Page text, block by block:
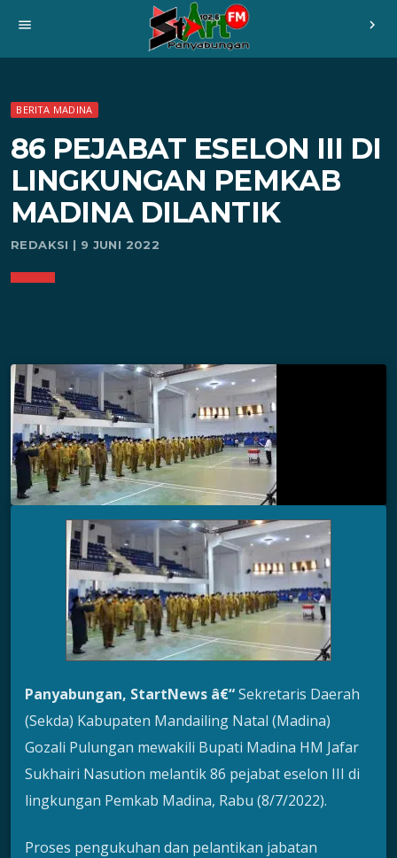
menu chevron_right
BERITA MADINA
86 PEJABAT ESELON III DI
LINGKUNGAN PEMKAB
MADINA DILANTIK
REDAKSI | 9 JUNI 2022
Panyabungan, StartNews â€“Sekretaris Daerah
(Sekda) Kabupaten Mandailing Natal (Madina)
Gozali Pulungan mewakili Bupati Madina HM Jafar
Sukhairi Nasution melantik 86 pejabat eselon III di
lingkungan Pemkab Madina, Rabu (8/7/2022).
Proses pengukuhan dan pelantikan jabatan